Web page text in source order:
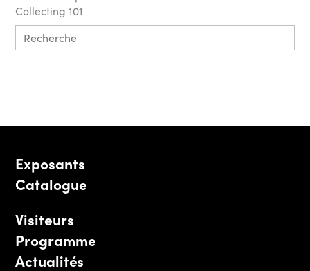
Collecting 101
Exposants
Catalogue
Visiteurs
Programme
Actualités